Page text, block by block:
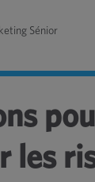
Sénior
les